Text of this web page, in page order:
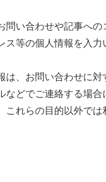
問い合わせや記事への
ス等の個人情報を入力
は、お問い合わせに対
などでご連絡する場合
これらの目的以外では